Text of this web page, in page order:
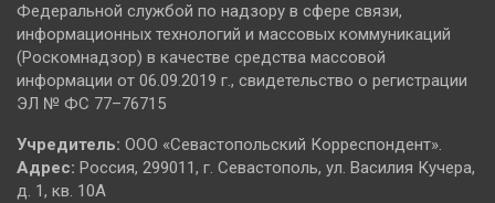
Федеральной службой по надзору в сфере связи,
информационных технологий и массовых коммуникаций
(Роскомнадзор) в качестве средства массовой
информации от 06.09.2019 г., свидетельство о регистрации
ЭЛ № ФС 77–76715
Учредитель: ООО «Севастопольский Корреспондент».
Адрес: Россия, 299011, г. Севастополь, ул. Василия Кучера,
д. 1, кв. 10А